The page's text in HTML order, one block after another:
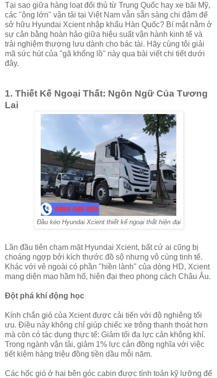
Tại sao giữa hàng loạt đối thủ từ Trung Quốc hay xe bãi Mỹ,
các "ông lớn" vận tải tại Việt Nam vẫn sẵn sàng chi đậm để
sở hữu Hyundai Xcient nhập khẩu Hàn Quốc? Bí mật nằm ở
sự cân bằng hoàn hảo giữa hiệu suất vận hành kinh tế và
trải nghiệm thượng lưu dành cho bác tài. Hãy cùng tôi giải
mã sức hút của "gã khổng lồ" này qua bài viết chi tiết dưới
đây.
1. Thiết Kế Ngoại Thất: Ngôn Ngữ Của Tương
Lai
Đầu kéo Hyundai Xcient thiết kế ngoại thất hiện đại
Lần đầu tiên chạm mặt Hyundai Xcient, bất cứ ai cũng bị
choáng ngợp bởi kích thước đồ sộ nhưng vô cùng tinh tế.
Khác với vẻ ngoài có phần "hiền lành" của dòng HD, Xcient
mang diện mạo hầm hố, hiện đại theo phong cách Châu Âu.
Đột phá khí động học
Kính chắn gió của Xcient được cải tiến với độ nghiêng tối
ưu. Điều này không chỉ giúp chiếc xe trông thanh thoát hơn
mà còn có tác dụng thực tế: Giảm tối đa lực cản không khí.
Trong ngành vận tải, giảm 1% lực cản đồng nghĩa với việc
tiết kiệm hàng triệu đồng tiền dầu mỗi năm.
Các hốc gió ở hai bên góc cabin được tính toán kỹ lưỡng để